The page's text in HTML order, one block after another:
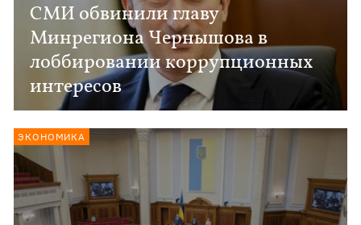
СМИ обвинили главу
Минрегиона Чернышова в
лоббировании коррупционных
интересов
ЭКОНОМИКА